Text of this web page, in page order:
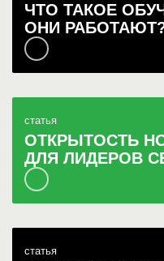
ЧТО ТАКОЕ
ОНИ
статья
ОТКРЫТОСТЬ
ДЛЯ ЛИДЕРОВ
статья